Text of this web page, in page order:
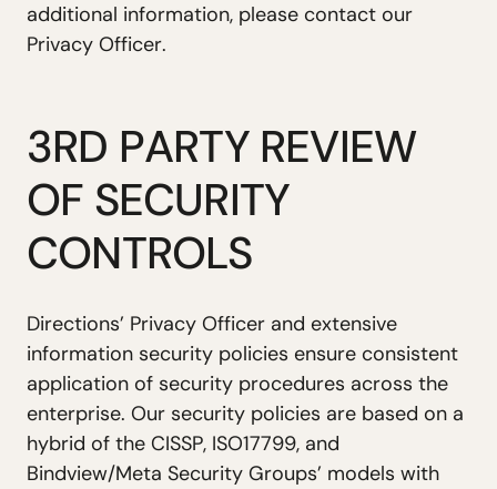
additional information, please contact our
Privacy Officer.
3RD PARTY REVIEW
OF SECURITY
CONTROLS
Directions’ Privacy Officer and extensive
information security policies ensure consistent
application of security procedures across the
enterprise. Our security policies are based on a
hybrid of the CISSP, ISO17799, and
Bindview/Meta Security Groups’ models with